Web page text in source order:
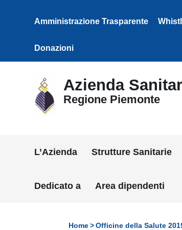
Vai al menu di navigazione
Amministrazione Trasparente
Donazioni
Azienda
Regione Piemonte
L’Azienda Strutture Sanitarie
Dedicato a Area dipendenti
Home Officine della Salute